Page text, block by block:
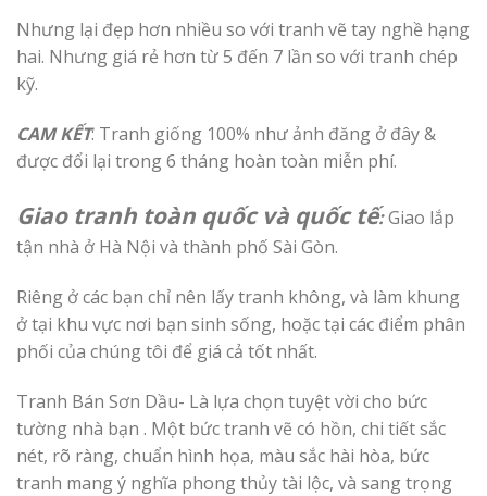
Nhưng lại đẹp hơn nhiều so với tranh vẽ tay nghề hạng
hai. Nhưng giá rẻ hơn từ 5 đến 7 lần so với tranh chép
kỹ.
CAM KẾT: Tranh giống 100% như ảnh đăng ở đây &
được đổi lại trong 6 tháng hoàn toàn miễn phí.
Giao tranh toàn quốc và quốc tế:Giao lắp
tận nhà ở Hà Nội và thành phố Sài Gòn.
Riêng ở các bạn chỉ nên lấy tranh không, và làm khung
ở tại khu vực nơi bạn sinh sống, hoặc tại các điểm phân
phối của chúng tôi để giá cả tốt nhất.
Tranh Bán Sơn Dầu- Là lựa chọn tuyệt vời cho bức
tường nhà bạn . Một bức tranh vẽ có hồn, chi tiết sắc
nét, rõ ràng, chuẩn hình họa, màu sắc hài hòa, bức
tranh mang ý nghĩa phong thủy tài lộc, và sang trọng